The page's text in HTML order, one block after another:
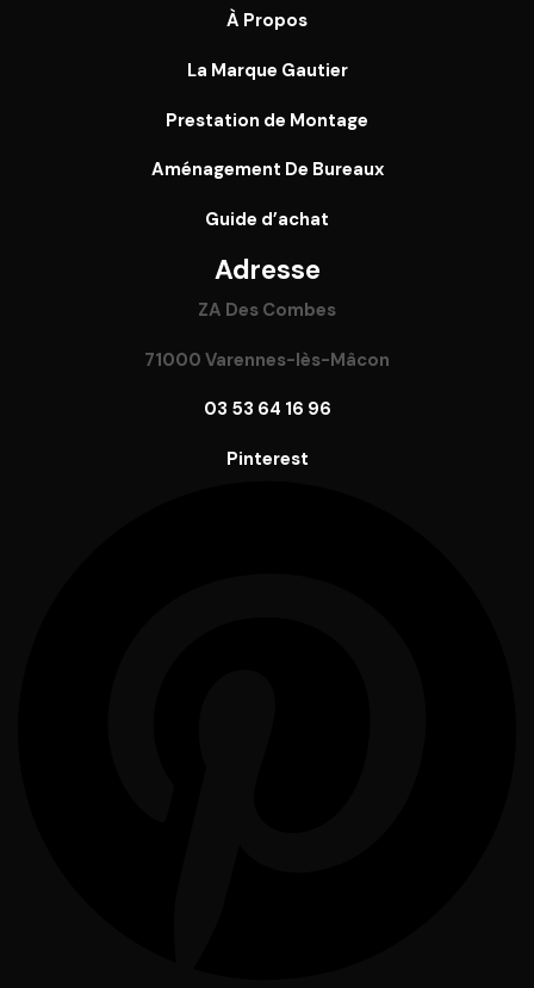
À Propos
La Marque Gautier
Prestation de Montage
Aménagement De Bureaux
Guide d’achat
Adresse
ZA Des Combes
71000 Varennes-lès-Mâcon
03 53 64 16 96
Pinterest